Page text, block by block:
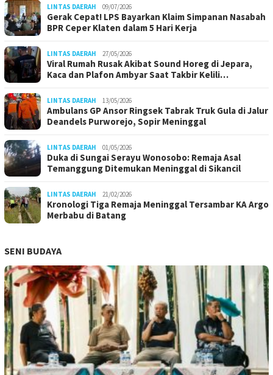
LINTAS DAERAH 09/07/2026
Gerak Cepat! LPS Bayarkan Klaim Simpanan Nasabah
BPR Ceper Klaten dalam 5 Hari Kerja
LINTAS DAERAH 27/05/2026
Viral Rumah Rusak Akibat Sound Horeg di Jepara,
Kaca dan Plafon Ambyar Saat Takbir Kelili…
LINTAS DAERAH 13/05/2026
Ambulans GP Ansor Ringsek Tabrak Truk Gula di Jalur
Deandels Purworejo, Sopir Meninggal
LINTAS DAERAH 01/05/2026
Duka di Sungai Serayu Wonosobo: Remaja Asal
Temanggung Ditemukan Meninggal di Sikancil
LINTAS DAERAH 21/02/2026
Kronologi Tiga Remaja Meninggal Tersambar KA Argo
Merbabu di Batang
SENI BUDAYA